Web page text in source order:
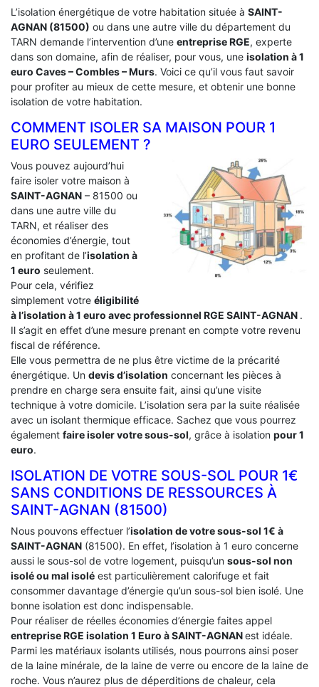
L’isolation énergétique de votre habitation située à SAINT-
AGNAN (81500) ou dans une autre ville du département du
TARN demande l’intervention d’une entreprise RGE, experte
dans son domaine, afin de réaliser, pour vous, une isolation à 1
euro Caves – Combles – Murs. Voici ce qu’il vous faut savoir
pour profiter au mieux de cette mesure, et obtenir une bonne
isolation de votre habitation.
COMMENT ISOLER SA MAISON POUR 1
EURO SEULEMENT ?
Vous pouvez aujourd’hui
faire isoler votre maison à
SAINT-AGNAN – 81500 ou
dans une autre ville du
TARN, et réaliser des
économies d’énergie, tout
en profitant de l’isolation à
1 euro seulement.
Pour cela, vérifiez
simplement votre éligibilité
à l’isolation à 1 euro avec professionnel RGE SAINT-AGNAN .
Il s’agit en effet d’une mesure prenant en compte votre revenu
fiscal de référence.
Elle vous permettra de ne plus être victime de la précarité
énergétique. Un devis d’isolation concernant les pièces à
prendre en charge sera ensuite fait, ainsi qu’une visite
technique à votre domicile. L’isolation sera par la suite réalisée
avec un isolant thermique efficace. Sachez que vous pourrez
également faire isoler votre sous-sol, grâce à isolation pour 1
euro.
ISOLATION DE VOTRE SOUS-SOL POUR 1€
SANS CONDITIONS DE RESSOURCES À
‎SAINT-AGNAN (81500)
Nous pouvons effectuer l’isolation de votre sous-sol 1€ à
SAINT-AGNAN (81500). En effet, l’isolation à 1 euro concerne
aussi le sous-sol de votre logement, puisqu’un sous-sol non
isolé ou mal isolé est particulièrement calorifuge et fait
consommer davantage d’énergie qu’un sous-sol bien isolé. Une
bonne isolation est donc indispensable.
Pour réaliser de réelles économies d’énergie faites appel
entreprise RGE isolation 1 Euro à SAINT-AGNANest idéale.
Parmi les matériaux isolants utilisés, nous pourrons ainsi poser
de la laine minérale, de la laine de verre ou encore de la laine de
roche. Vous n’aurez plus de déperditions de chaleur, cela